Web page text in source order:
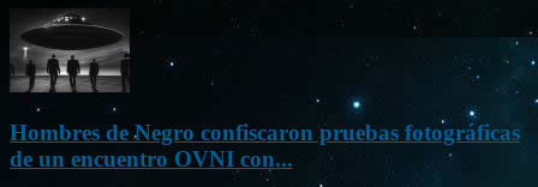
Hombres de Negro confiscaron pruebas fotográficas
de un encuentro OVNI con...